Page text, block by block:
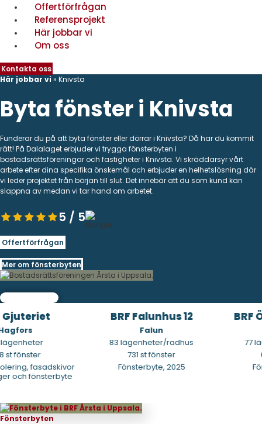
Offertförfrågan
Referensprojekt
Här jobbar vi
Om oss
Kontakta oss
Här jobbar vi » Knivsta
Byta fönster i Knivsta
Funderar du på att byta fönster eller dörrar i Knivsta? Då har du kommit
rätt! På Dalalaget erbjuder vi trygga fönsterbyten i
bostadsrättsföreningar och fastigheter i Knivsta. Vi skräddarsyr vårt
arbete efter dina specifika önskemål och erbjuder en helhetslösning där
vi leder projektet från början till slut. Det innebär att du som kund kan
slappna av medan vi tar hand om arbetet.
5 / 5
Offertförfrågan
Mer om fönsterbyten
fönster
fasadskivor
och fönsterbyte
BRF Falunhus 12
Falun
83 lägenheter/radhus
731 st fönster
Fönsterbyte, 2025
BRF
77
Fönsterbyten